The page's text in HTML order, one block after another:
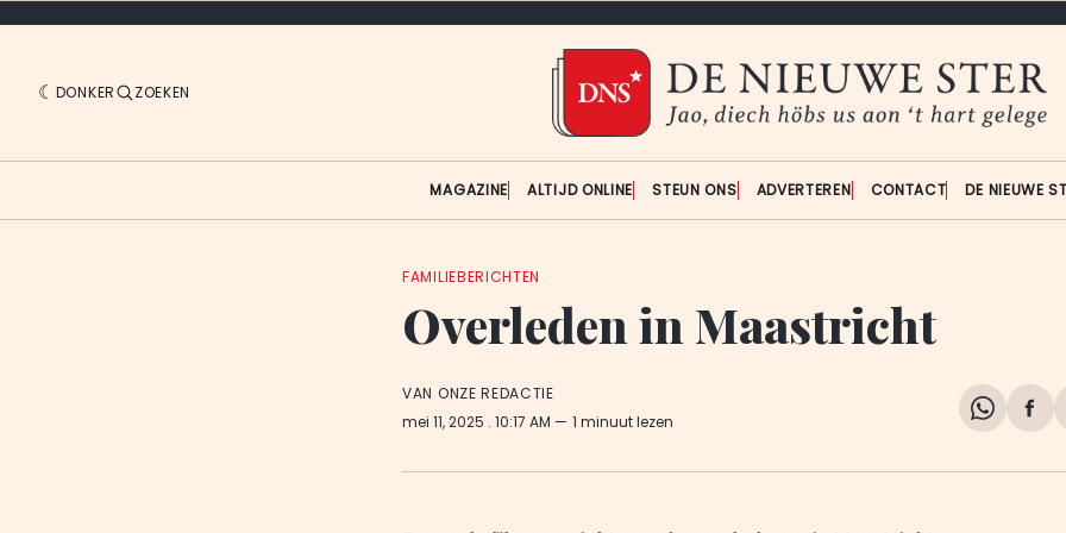
DONKER ZOEKEN
MAGAZINE ALTIJD ONLINE STEUN ONS ADVERTEREN CONTACT DE NIEUWE
FAMILIEBERICHTEN
Overleden in Maastricht
VAN ONZE REDACTIE
mei 11, 2025 . 10:17 AM 1 minuut lezen
Share